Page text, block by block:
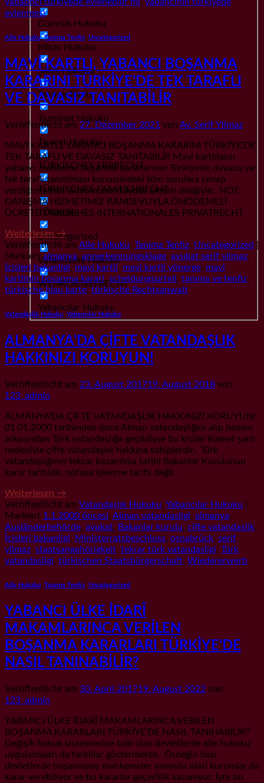
Gümrük Hukuku
Miras Hukuku
Şahıs Hukuku
Tanıma Tenfiz
Tazminat Hukuku
Ticaret Hukuku
TÜRKISCHES ERBRECHT
TÜRKISCHES FAMILIENRECHT
TÜRKISCHES INTERNATIONALES PRIVATRECHT
Uncategorized
Vatandaşlık Hukuku
WEHRDIENSTRECHT
Yabancılar Hukuku
evlenmesi
Aile Hukuku,Tanıma Tenfiz Uncategorized
MAVİ KARTLI, YABANCI BOŞANMA
KARARINI TÜRKİYE’DE TEK TARAFLI
VE DAVASIZ TANITABİLİR
Veröffentlicht am 27. Dezember 2021 von Av. Serif Yilmaz
MAVİ KARTLI, YABANCI BOŞANMA KARARINI TÜRKİYE’DE
TEK TARAFLI VE DAVASIZ TANITABİLİR Mavi kartlıların
yabancı mahkeme boşanma kararlarının Türkiye’de davasız ve
tek taraflı tanıtılması konusundaki tüm sorulara cevap
verdiğimiz kısa videomuzun faydalı olması dileğiyle.. NOT:
DANIŞMA HİZMETİMİZ RANDEVUYLA ÖNÖDEMELİ
ÜCRETE TABİDİR.
Weiterlesen→
Veröffentlicht am Aile Hukuku, Tanıma Tenfiz, Uncategorized
Markiertalmanya,annerkennungsklage, avukat serif yilmaz,
İcisleri bakanligi,mavi kartli, mavi kartli yönerge, mavi
kartlinin bosanma karari,scheidungsurteil , tanıma ve tenfiz,
türkische blau karte,türkische Rechtsanwalt
Vatandaşlık Hukuku Yabancılar Hukuku
ALMANYA’DA ÇİFTE VATANDAŞLIK
HAKKINIZI KORUYUN!
Veröffentlicht am 23. August 201719. August 2018 von
123_admin
ALMANYA’DA ÇİFTE VATANDAŞLIK HAKKINIZI KORUYUN!
01.01.2000 tarihinden önce Alman vatandaşlığını alıp hemen
arkasından Türk vatandaşlığa geçildiyse bu kişiler ikamet şartı
nedeniyle çifte vatandaşlık hakkına sahiplerdir.. Türk
vatandaşlığının tekrar kazanılma tarihi Bakanlar Kurulunun
karar tarihidir, nüfusa işlenme tarihi değil..
Weiterlesen →
Veröffentlicht am Vatandaşlık Hukuku, Yabancılar Hukuku
Markiert 1.1.2000 öncesi, Alman vatandasligi, almanya,
Ausländerbehörde, avukat, Bakanlar kurulu, cifte vatandaslik,
İcisleri bakanligi, Ministerratsbeschluss, osnabrück, serif
yilmaz, staatsangehörigkeit, tekrar türk vatandasligi, Türk
vatandasligi, türkischen Staatsbürgerschaft, Wiedererwerb
Aile Hukuku Tanıma Tenfiz Uncategorized
YABANCI ÜLKE İDARÎ
MAKAMLARINCA VERİLEN
BOŞANMA KARARLARI TÜRKİYE’DE
NASIL TANINABİLİR?
Veröffentlicht am 30. April 201719. August 2022 von
123_admin
YABANCI ÜLKE İDARÎ MAKAMLARINCA VERİLEN
BOŞANMA KARARLARI TÜRKİYE’DE NASIL TANINABİLİR?
Değişik hukuk sistemlerine tabi olan devletlerde aile hukuku
uygulamaları da farklılar göstermekte. Örneğin bazı
devletlerde boşanmaya mahkemeler yanında idari kurumlar da
karar verebiliyor ve bu kararlar geçerlilik kazanıyor. İşte bu